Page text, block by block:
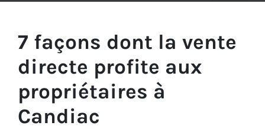
7 façons dont la vente
directe profite aux
propriétaires à
Candiac